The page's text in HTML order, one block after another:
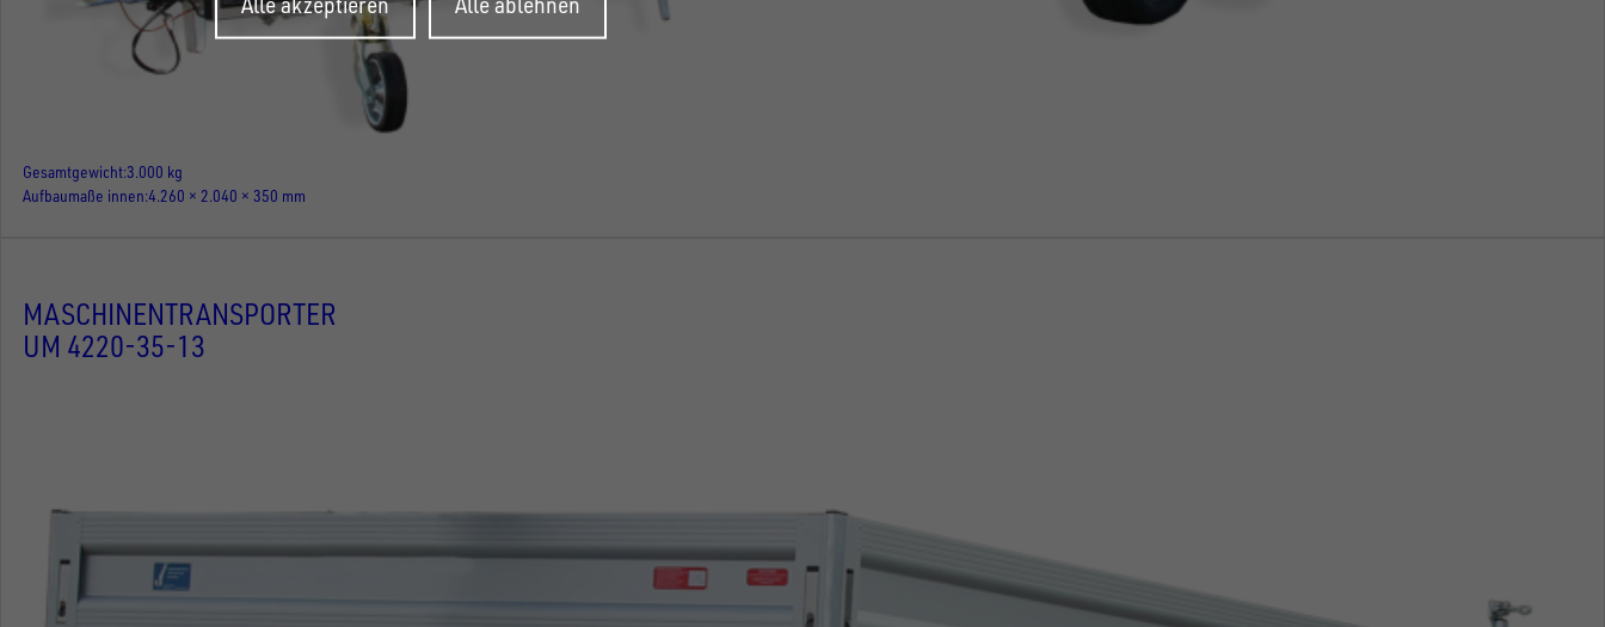
Gesamtgewicht3.000 kg
Aufbaumaße innen 4.260 × 2.040 × 350 mm
MASCHINENTRANSPORTER
UM 4220-35-13